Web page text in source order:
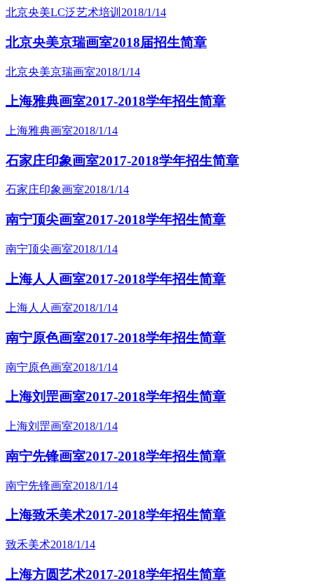
北京央美LC泛艺术培训 2018/1/14
北京央美京瑞画室2018届招生简章
北京央美京瑞画室2018/1/14
上海雅典画室2017-2018学年招生简章
上海雅典画室2018/1/14
石家庄印象画室2017-2018学年招生简章
石家庄印象画室2018/1/14
南宁顶尖画室2017-2018学年招生简章
南宁顶尖画室2018/1/14
上海人人画室2017-2018学年招生简章
上海人人画室2018/1/14
南宁原色画室2017-2018学年招生简章
南宁原色画室2018/1/14
上海刘罡画室2017-2018学年招生简章
上海刘罡画室2018/1/14
南宁先锋画室2017-2018学年招生简章
南宁先锋画室2018/1/14
上海致禾美术2017-2018学年招生简章
致禾美术2018/1/14
上海方圆艺术2017-2018学年招生简章